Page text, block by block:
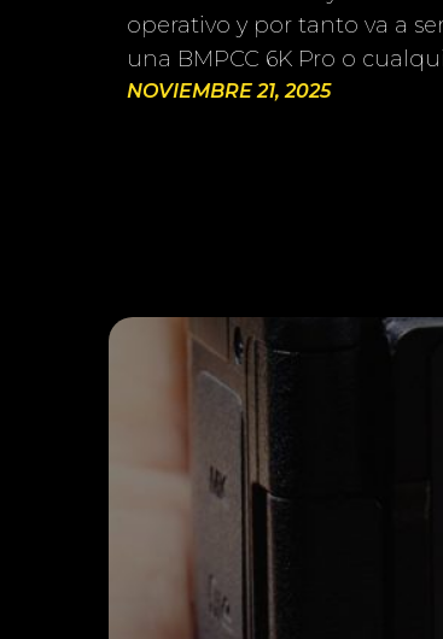
operativo y por tanto va a
una BMPCC 6K Pro o
NOVIEMBRE 21, 2025